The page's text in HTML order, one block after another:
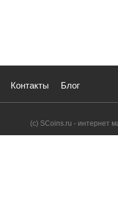
Контакты Блог
(с) SCoins.ru - интернет